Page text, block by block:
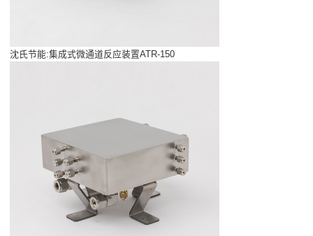
沈氏节能:集成式微通道反应装置ATR-150